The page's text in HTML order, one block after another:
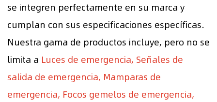
se integren perfectamente en su marca y
cumplan con sus especificaciones específicas.
Nuestra gama de productos incluye, pero no se
limita a Luces de emergencia, Señales de
salida de emergencia, Mamparas de
emergencia, Focos gemelos de emergencia,